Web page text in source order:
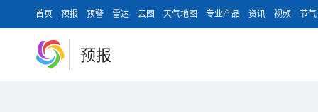
首页 预报 预警 雷达 云图 天气地图 专业产品 资讯 视频 节气
预报